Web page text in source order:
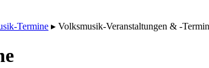
Termine ▸ Volksmusik-Veranstaltungen & -